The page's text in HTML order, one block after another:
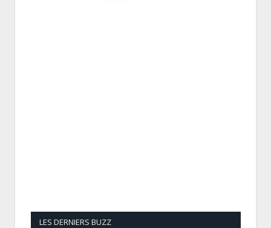
LES DERNIERS BUZZ